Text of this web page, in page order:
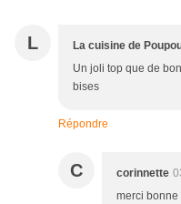
L La cuisine de
Un joli top que de
bises
Répondre
C corinnette
merci bonne